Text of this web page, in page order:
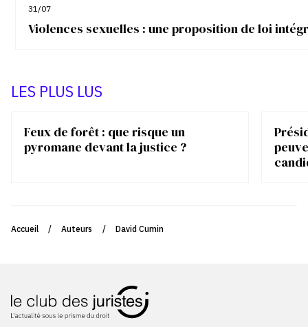
31/07
Violences sexuelles : une proposition de loi
LES PLUS LUS
Feux de forêt : que risque un
pyromane devant la justice ?
Accueil / Auteurs / David Cumin